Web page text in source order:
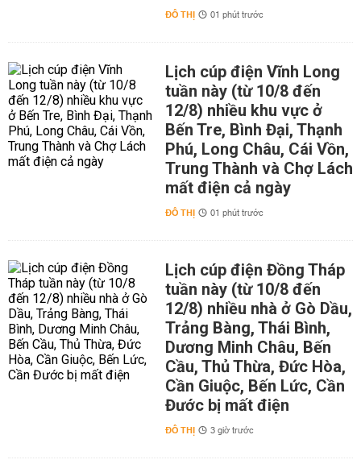
ĐÔ THỊ 01 phút trước
Lịch cúp điện Vĩnh Long
tuần này (từ 10/8 đến
12/8) nhiều khu vực ở
Bến Tre, Bình Đại, Thạnh
Phú, Long Châu, Cái Vồn,
Trung Thành và Chợ Lách
mất điện cả ngày
ĐÔ THỊ 01 phút trước
Lịch cúp điện Đồng Tháp
tuần này (từ 10/8 đến
12/8) nhiều nhà ở Gò Dầu,
Trảng Bàng, Thái Bình,
Dương Minh Châu, Bến
Cầu, Thủ Thừa, Đức Hòa,
Cần Giuộc, Bến Lức, Cần
Đước bị mất điện
ĐÔ THỊ 3 giờ trước